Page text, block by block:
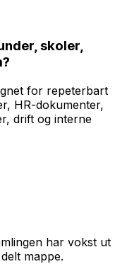
skoler,
for repeterbart
HR-dokumenter,
drift og interne
har vokst ut
mappe.